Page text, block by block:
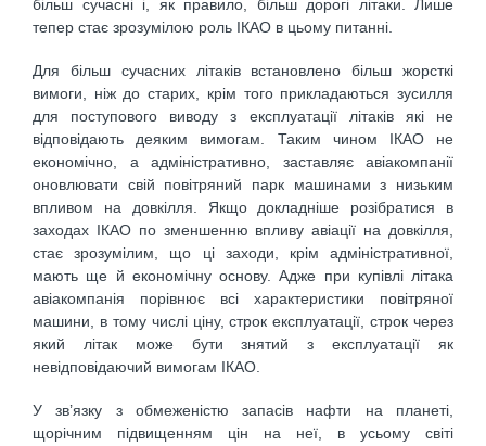
більш сучасні і, як правило, більш дорогі літаки. Лише
тепер стає зрозумілою роль ІКАО в цьому питанні.
Для більш сучасних літаків встановлено більш жорсткі
вимоги, ніж до старих, крім того прикладаються зусилля
для поступового виводу з експлуатації літаків які не
відповідають деяким вимогам. Таким чином ІКАО не
економічно, а адміністративно, заставляє авіакомпанії
оновлювати свій повітряний парк машинами з низьким
впливом на довкілля. Якщо докладніше розібратися в
заходах ІКАО по зменшенню впливу авіації на довкілля,
стає зрозумілим, що ці заходи, крім адміністративної,
мають ще й економічну основу. Адже при купівлі літака
авіакомпанія порівнює всі характеристики повітряної
машини, в тому числі ціну, строк експлуатації, строк через
який літак може бути знятий з експлуатації як
невідповідаючий вимогам ІКАО.
У зв’язку з обмеженістю запасів нафти на планеті,
щорічним підвищенням цін на неї, в усьому світі